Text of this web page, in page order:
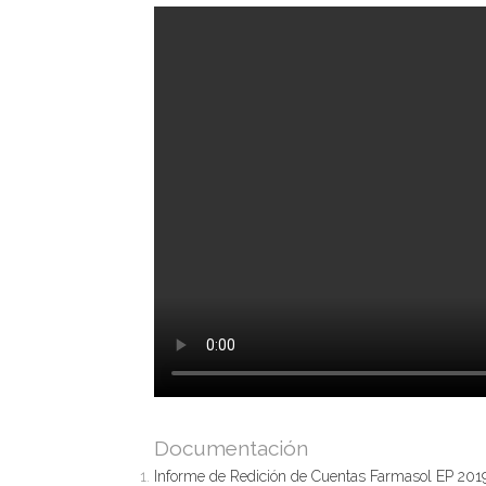
Documentación
Informe de Redición de Cuentas Farmasol EP